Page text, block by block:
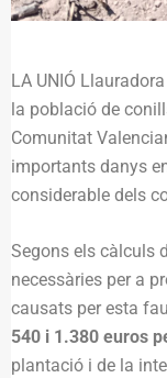
LA UNIÓ
la població de
Comunitat
importants danys
considerable dels
Segons els càlculs
necessàries per a
causats per esta
540 i 1.380 euros
plantació i de la